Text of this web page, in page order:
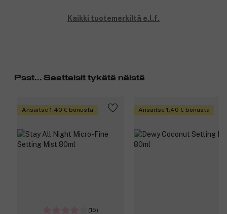
Kaikki tuotemerkiltä e.l.f.
Psst... Saattaisit tykätä näistä
Ansaitse 1,40 € bonusta
(15)
Ansaitse 1,40 € bonusta